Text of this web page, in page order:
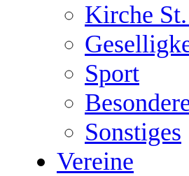
Kirche
Sport
Sonstiges
Vereine